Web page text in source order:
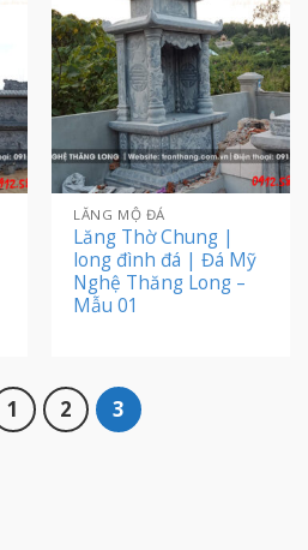
LĂNG MỘ ĐÁ
Lăng Thờ Chung |
long đình đá | Đá Mỹ
Nghệ Thăng Long –
Mẫu 01
1 2 3